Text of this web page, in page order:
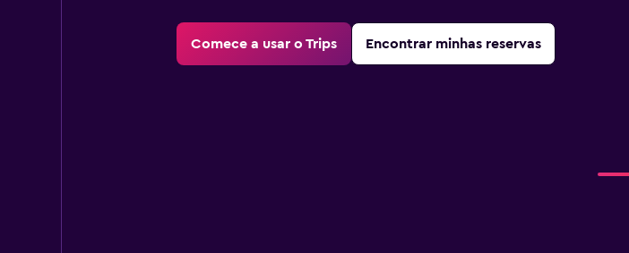
Comece a usar o Trips Encontrar minhas reservas